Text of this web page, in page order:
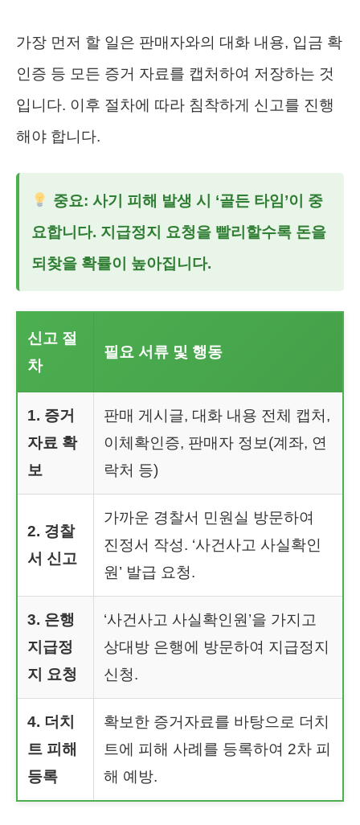
가장 먼저 할 일은 판매자와의 대화 내용, 입금 확
인증 등 모든 증거 자료를 캡처하여 저장하는 것
입니다. 이후 절차에 따라 침착하게 신고를 진행
해야 합니다.
중요: 사기 피해 발생 시 ‘골든 타임’이 중
요합니다. 지급정지 요청을 빨리할수록 돈을
되찾을 확률이 높아집니다.
신고 절
차
필요 서류 및 행동
1. 증거
자료 확
보
판매 게시글, 대화 내용 전체 캡처,
이체확인증, 판매자 정보(계좌, 연
락처 등)
2. 경찰
서 신고
가까운 경찰서 민원실 방문하여
진정서 작성. ‘사건사고 사실확인
원’ 발급 요청.
3. 은행
지급정
지 요청
‘사건사고 사실확인원’을 가지고
상대방 은행에 방문하여 지급정지
신청.
4. 더치
트 피해
등록
확보한 증거자료를 바탕으로 더치
트에 피해 사례를 등록하여 2차 피
해 예방.